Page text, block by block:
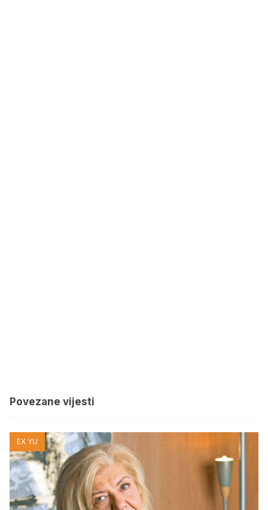
Povezane vijesti
EX YU